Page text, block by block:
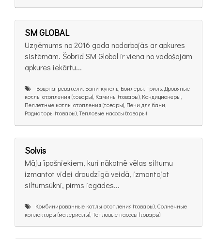
SM GLOBAL
Uzņēmums no 2016 gada nodarbojās ar apkures
sistēmām. Šobrīd SM Global ir viena no vadošajām
apkures iekārtu...
Bодонагреватели, Бани-купель, Бойлеры, Гриль, Дровяные
котлы отопления (товары), Камины (товары), Кондиционеры,
Пеллетные котлы отопления (товары), Печи для бани,
Радиаторы (товары), Тепловые насосы (товары)
Solvis
Māju īpašniekiem, kuri nākotnē vēlas siltumu
izmantot videi draudzīgā veidā, izmantojot
siltumsūkni, pirms iegādes...
Комбинированные котлы отопления (товары), Солнечные
коллекторы (материалы), Тепловые насосы (товары)